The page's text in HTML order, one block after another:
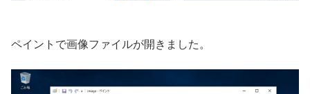
ペイントで画像ファイルが開きました。